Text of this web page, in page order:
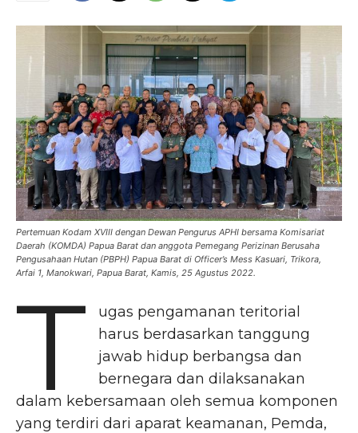
Pertemuan Kodam XVIII dengan Dewan Pengurus APHI bersama Komisariat
Daerah (KOMDA) Papua Barat dan anggota Pemegang Perizinan Berusaha
Pengusahaan Hutan (PBPH) Papua Barat di Officer’s Mess Kasuari, Trikora,
Arfai 1, Manokwari, Papua Barat, Kamis, 25 Agustus 2022.
T
ugas pengamanan teritorial
harus berdasarkan tanggung
jawab hidup berbangsa dan
bernegara dan dilaksanakan
dalam kebersamaan oleh semua komponen
yang terdiri dari aparat keamanan, Pemda,